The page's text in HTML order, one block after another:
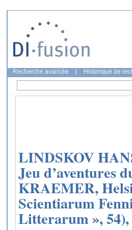
Recherche avancée Historique de
LINDSKOV
Jeu d’aventures
KRAEMER,
Scientiarum
Litterarum », 54),